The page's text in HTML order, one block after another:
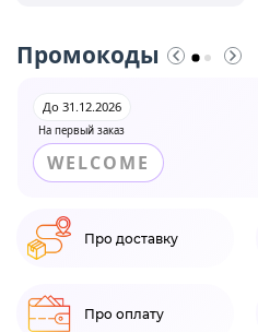
Промокоды
На первый заказ
До 31.12.2026
WELCOME
Про доставку
Про оплату